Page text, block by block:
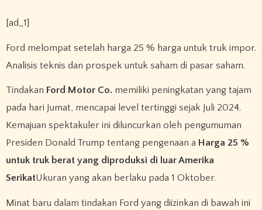
[ad_1]
Ford melompat setelah harga 25 % harga untuk truk impor.
Analisis teknis dan prospek untuk saham di pasar saham.
Tindakan Ford Motor Co.memiliki peningkatan yang tajam
pada hari Jumat, mencapai level tertinggi sejak Juli 2024.
Kemajuan spektakuler ini diluncurkan oleh pengumuman
Presiden Donald Trump tentang pengenaan a Harga 25 %
untuk truk berat yang diproduksi di luar Amerika
SerikatUkuran yang akan berlaku pada 1 Oktober.
Minat baru dalam tindakan Ford yang diizinkan di bawah ini